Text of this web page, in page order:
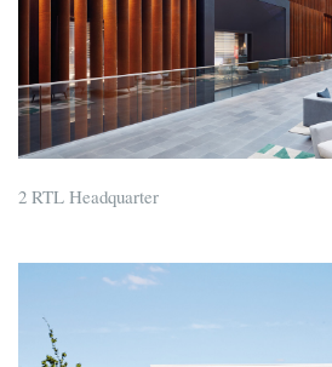
2 RTL Headquarter